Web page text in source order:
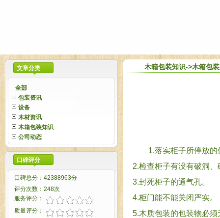
文章分类
全部
包装资讯
设备
木材资讯
木箱包装知识
公司动态
口碑评分
口碑总分：42388963分
评分次数：248次
服务评分：
质量评分：
木箱包装知识->木箱包
1.落实柜子所停放的
2.检查柜子有没有破洞、
3.封死柜子的通气孔。
4.柜门能不能关闭严实。
5.木质包装的包装物必